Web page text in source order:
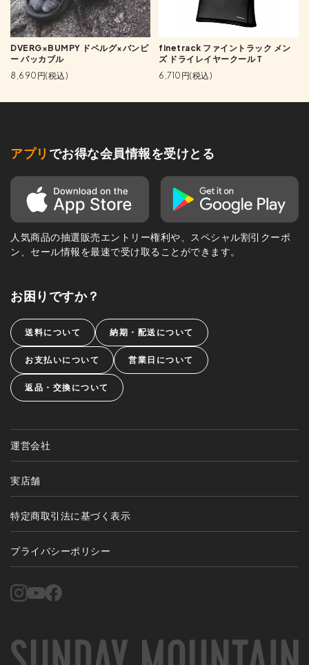
DVERG×BUMPY ドベルグ×バンピ
ー パッカブル
8,690円(税込)
finetrack ファイントラック メン
ズ ドライレイヤークールＴ
6,710円(税込)
アプリ でお得な会員情報を受けとる
人気商品の抽選販売エントリー権利や、スペシャル割引クーポ
ン、セール情報を最速で受け取ることができます。
お困りですか？
送料について 納期・配送について
お支払いについて 営業日について
返品・交換について
運営会社
実店舗
特定商取引法に基づく表示
プライバシーポリシー